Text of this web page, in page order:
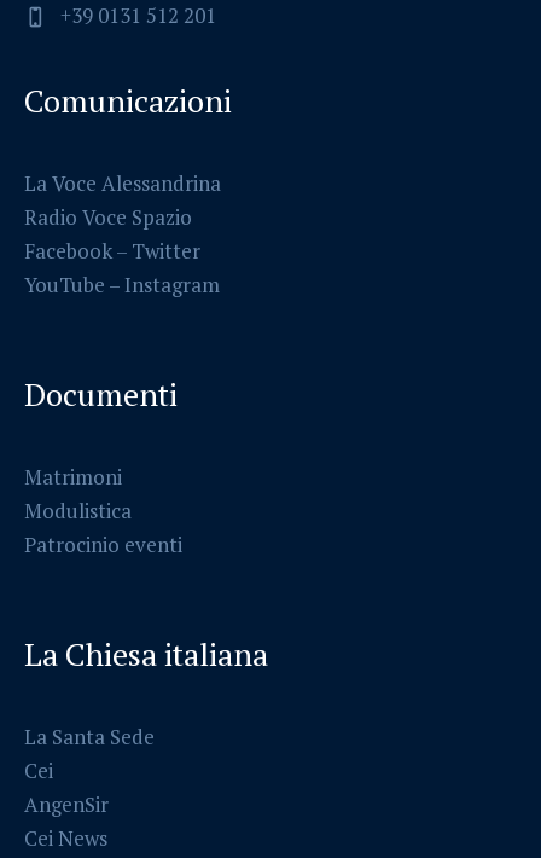
+39 0131 512 201
Comunicazioni
La Voce Alessandrina
Radio Voce Spazio
Facebook– Twitter
YouTube – Instagram
Documenti
Matrimoni
Modulistica
Patrocinio eventi
La Chiesa italiana
La Santa Sede
Cei
AngenSir
Cei News